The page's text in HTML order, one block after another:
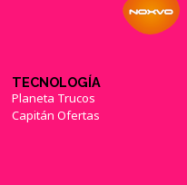
TECNOLOGÍA
Planeta Trucos
Capitán Ofertas